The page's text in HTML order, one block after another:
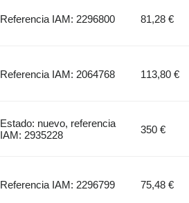
Referencia IAM: 2296800 81,28 €
Referencia IAM: 2064768 113,80 €
Estado: nuevo, referencia
IAM: 2935228
350 €
Referencia IAM: 2296799 75,48 €